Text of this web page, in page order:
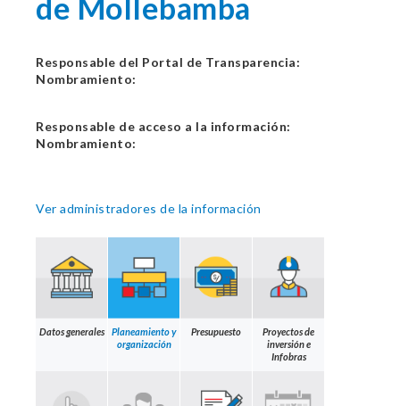
de Mollebamba
Responsable del Portal de Transparencia:
Nombramiento:
Responsable de acceso a la información:
Nombramiento:
Ver administradores de la información
Datos generales
Planeamiento y
organización
Presupuesto
Proyectos de
inversión e
Infobras